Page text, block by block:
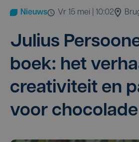
Nieuws vr 15 mei | 10:02
Juli­us
boek: het
cre­a­ti­vi­teit en
voor chocolade